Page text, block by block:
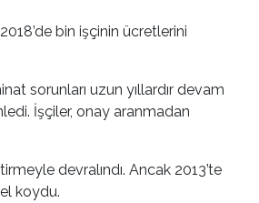
bin işçinin ücretlerini
sorunları uzun yıllardır devam
İşçiler, onay aranmadan
devralındı. Ancak 2013’te
koydu.